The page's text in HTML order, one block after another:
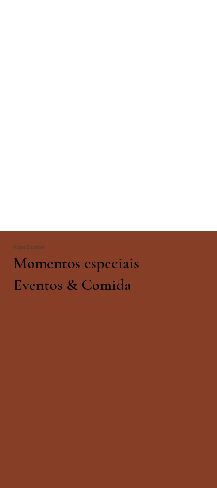
Nossa Expertise
Momentos especiais
Eventos & Comida